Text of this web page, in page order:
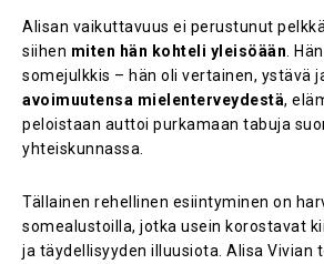
Alisan vaikuttavuus ei perustunut
siihen miten hän kohteli yleisöään .
somejulkkis – hän oli vertainen, ystävä
avoimuutensa mielenterveydestä,
peloistaan auttoi purkamaan tabuja
yhteiskunnassa.
Tällainen rehellinen esiintyminen on
somealustoilla, jotka usein korostavat
ja täydellisyyden illuusiota. Alisa Vivian